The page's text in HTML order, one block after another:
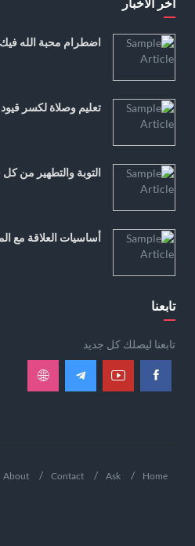
آخر الأخبار
اضطرام محبة الله
تعليم وصلاة لكسر
التوبة والتطهير من
أساسيات العلاقة مع
تابعنا
تابعنا ليصلك كل جديد
Home
Ask
Contact
About